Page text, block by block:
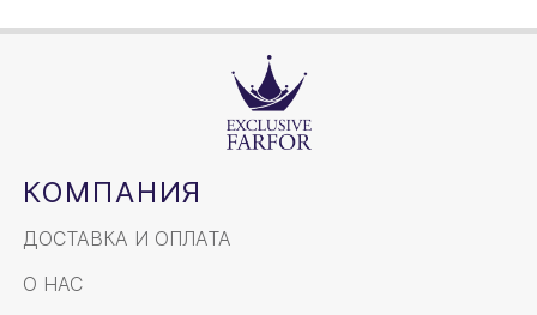
КОМПАНИЯ
ДОСТАВКА И ОПЛАТА
О НАС